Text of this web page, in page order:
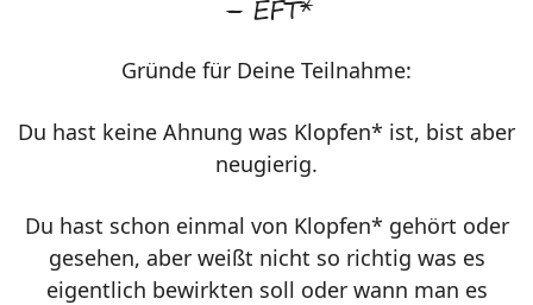
– EFT*
Gründe für Deine Teilnahme:
Du hast keine Ahnung was Klopfen* ist, bist aber
neugierig.
Du hast schon einmal von Klopfen* gehört oder
gesehen, aber weißt nicht so richtig was es
eigentlich bewirkten soll oder wann man es